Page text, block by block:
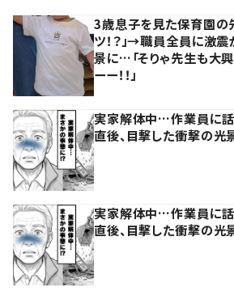
3歳息子を見た保育園の
ツ！？」→職員全員に激
景に…「そりゃ先生も大興
ーー！！」
実家解体中…作業員に話
直後、目撃した衝撃の光
実家解体中…作業員に話
直後、目撃した衝撃の光